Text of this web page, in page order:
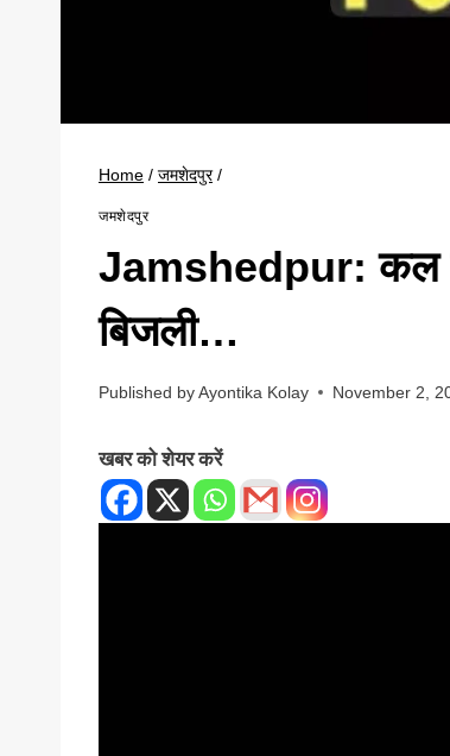
Home / जमशेदपुर /
जमशेदपुर
Jamshedpur: कल
बिजली…
Published by Ayontika Kolay November 2,
खबर को शेयर करें